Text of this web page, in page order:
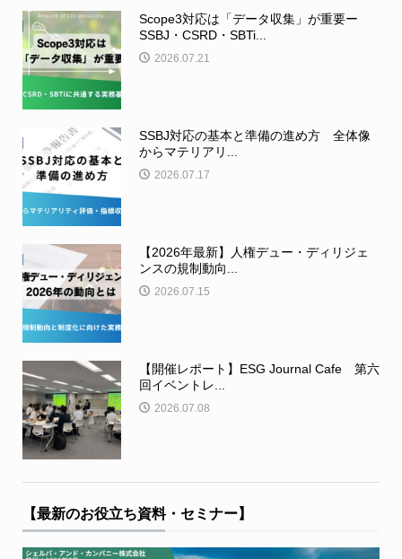
Scope3対応は「データ収集」が重要ー
SSBJ・CSRD・SBTi...
2026.07.21
SSBJ対応の基本と準備の進め方 全体像
からマテリアリ...
2026.07.17
【2026年最新】人権デュー・ディリジェ
ンスの規制動向...
2026.07.15
【開催レポート】ESG Journal Cafe 第六
回イベントレ...
2026.07.08
【最新のお役立ち資料・セミナー】